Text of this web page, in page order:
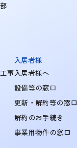
事
入居者様
入居者様へ
設備等の窓口
更新・解約等の窓口
解約のお手続き
事業用物件の窓口